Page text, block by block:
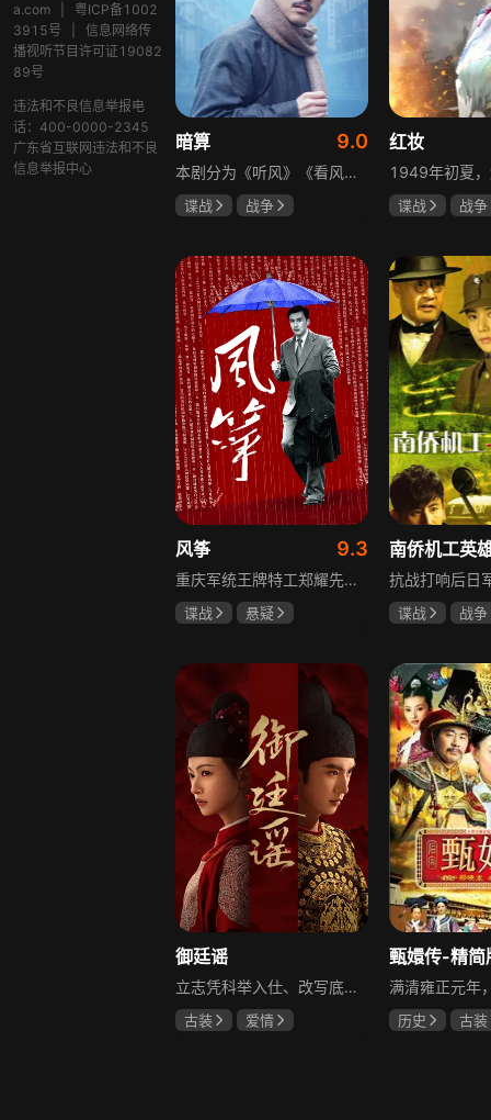
a.com
粤ICP备1002
3915号
信息网络传
播视听节目许可证19082
89号
违法和不良信息举报电
话：400-0000-2345
广东省互联网违法和不良
信息举报中心
暗算 9.0
本剧分为《听风》《看风》和《捕风》三个篇章，三者在时间关系及故事上相对独立，又千丝万缕。听风，即无线电侦听者，是一群“靠耳朵打江山”的人，他们的耳朵可以听到天外之音、无声之音、秘密之音。看风，即密码破译的人，是一群“善于神机妙算”的人，他们的慧眼可以识破天机、释读天书、看阅无字之书。捕风，即我党地下工作者，在国民党大肆实施白色恐怖时期，他们是牺牲者更是战斗者，乔装打扮深入虎穴，迎风而战，为缔造共和国立下不朽的丰功伟业。
谍战
战争
红妆
谍战
战争
风筝 9.3
重庆军统王牌特工郑耀先实为潜伏的中共特工“风筝”，上线牺牲后他与组织失联，解放后化名周志乾继续提供情报。身份证实后他仍协助破获特务案，三十年情报生涯中他遭敌人追杀、妻离子散，为国家牺牲是他的人生价值。
谍战
悬疑
谍战
战争
御廷谣
立志凭科举入仕、改写底层命运的孤女孟廷辉因意外结识微服私访的少年新帝英寡，二人联手铲除沙州官匪，英寡赏识其胆识智谋，暗中助力她赴京赶考。孟廷辉入京后遭科举舞弊构陷，凭智勇自证清白，被英寡破格任命为察闻院主事，清查虎啸帮、晚香阁等黑恶势力，逐步牵出血月会复国阴谋与朝堂权斗。二人从君臣知己渐生情愫，历经身世谜团、朝堂阻力与边境战乱，最终平定叛乱、整肃朝纲，携手共护江山万民。
古装
爱情
甄嬛传-精简
历史
古装